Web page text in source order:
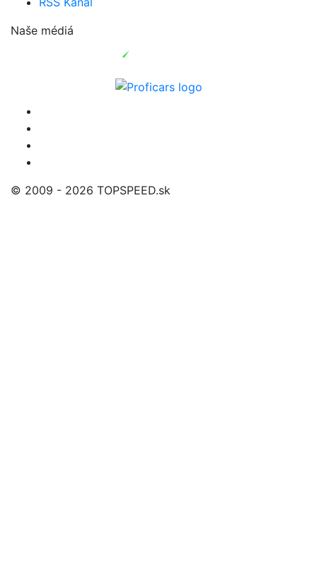
Naše médiá
© 2009 - 2026 TOPSPEED.sk